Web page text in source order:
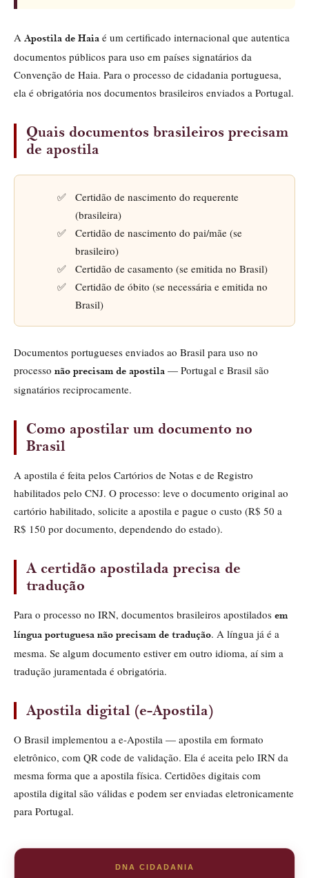
A Apostila de Haia é um certificado internacional que autentica
documentos públicos para uso em países signatários da
Convenção de Haia. Para o processo de cidadania portuguesa,
ela é obrigatória nos documentos brasileiros enviados a Portugal.
Quais documentos brasileiros precisam
de apostila
Certidão de nascimento do requerente
(brasileira)
Certidão de nascimento do pai/mãe (se
brasileiro)
Certidão de casamento (se emitida no Brasil)
Certidão de óbito (se necessária e emitida no
Brasil)
Documentos portugueses enviados ao Brasil para uso no
processo não precisam de apostila — Portugal e Brasil são
signatários reciprocamente.
Como apostilar um documento no
Brasil
A apostila é feita pelos Cartórios de Notas e de Registro
habilitados pelo CNJ. O processo: leve o documento original ao
cartório habilitado, solicite a apostila e pague o custo (R$ 50 a
R$ 150 por documento, dependendo do estado).
A certidão apostilada precisa de
tradução
Para o processo no IRN, documentos brasileiros apostilados em
língua portuguesa não precisam de tradução. A língua já é a
mesma. Se algum documento estiver em outro idioma, aí sim a
tradução juramentada é obrigatória.
Apostila digital (e-Apostila)
O Brasil implementou a e-Apostila — apostila em formato
eletrônico, com QR code de validação. Ela é aceita pelo IRN da
mesma forma que a apostila física. Certidões digitais com
apostila digital são válidas e podem ser enviadas eletronicamente
para Portugal.
DNA CIDADANIA